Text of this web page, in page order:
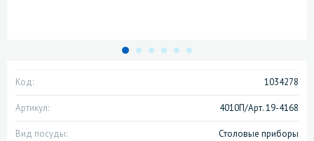
Код: 1034278
Артикул: 4010П/Арт. 19-4168
Вид посуды: Столовые приборы